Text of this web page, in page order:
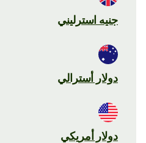
جنيه استرليني
دولار أسترالي
دولار أمريكي